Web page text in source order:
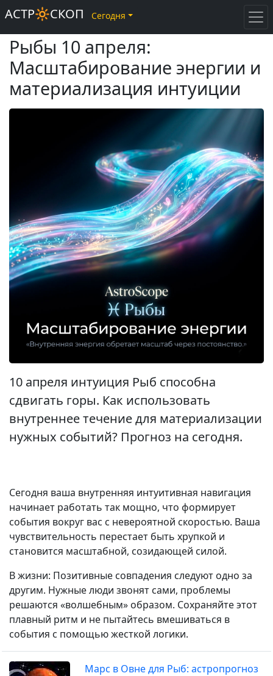
Рыбы 10 апреля:
Масштабирование энергии и
материализация интуиции
10 апреля интуиция Рыб способна
сдвигать горы. Как использовать
внутреннее течение для материализации
нужных событий? Прогноз на сегодня.
Сегодня ваша внутренняя интуитивная навигация
начинает работать так мощно, что формирует
события вокруг вас с невероятной скоростью. Ваша
чувствительность перестает быть хрупкой и
становится масштабной, созидающей силой.
В жизни: Позитивные совпадения следуют одно за
другим. Нужные люди звонят сами, проблемы
решаются «волшебным» образом. Сохраняйте этот
плавный ритм и не пытайтесь вмешиваться в
события с помощью жесткой логики.
Марс в Овне для Рыб: астропрогноз
АСТР🔆СКОП Сегодня